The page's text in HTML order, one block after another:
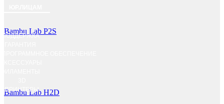
ПОДДЕРЖКА
ПРИНТЕРЫ
Bambu Lab P2S
Bambu Lab H2D